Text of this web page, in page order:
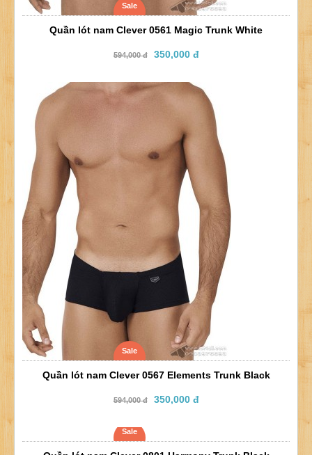
Sale
Quần lót nam Clever 0561 Magic Trunk White
594,000 đ 350,000 đ
Sale
Quần lót nam Clever 0567 Elements Trunk Black
594,000 đ 350,000 đ
Sale